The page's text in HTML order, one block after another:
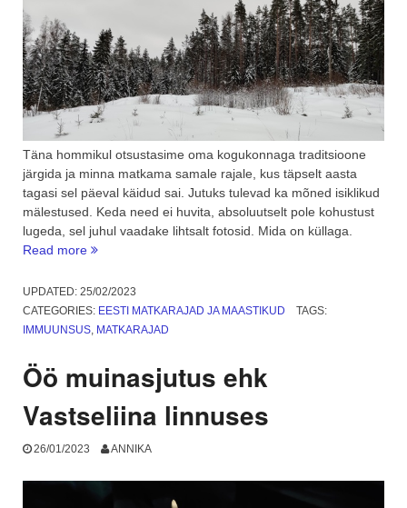
Täna hommikul otsustasime oma kogukonnaga traditsioone
järgida ja minna matkama samale rajale, kus täpselt aasta
tagasi sel päeval käidud sai. Jutuks tulevad ka mõned isiklikud
mälestused. Keda need ei huvita, absoluutselt pole kohustust
lugeda, sel juhul vaadake lihtsalt fotosid. Mida on küllaga.
Read more “Eestimaa
Põrgurada
aasta
hiljem.
UPDATED: 25/02/2023
CATEGORIES: EESTI MATKARAJAD JA MAASTIKUD
TAGS:
IMMUUNSUS, MATKARAJAD
Öö muinasjutus ehk
Vastseliina linnuses
26/01/2023 ANNIKA